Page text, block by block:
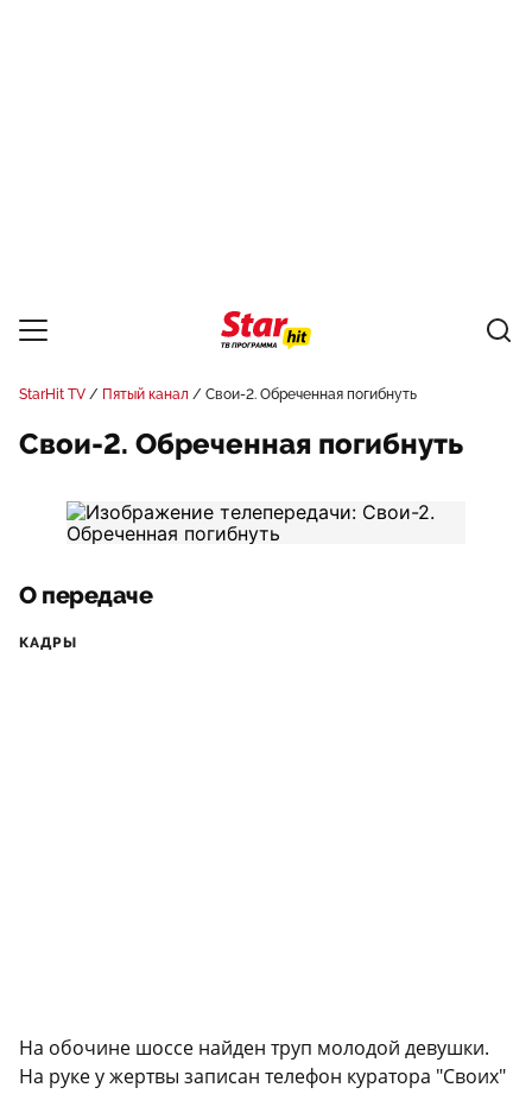
StarHit TV Пятый канал Свои-2. Обреченная погибнуть
Свои-2. Обреченная погибнуть
О передаче
КАДРЫ
На обочине шоссе найден труп молодой девушки.
На руке у жертвы записан телефон куратора "Своих"